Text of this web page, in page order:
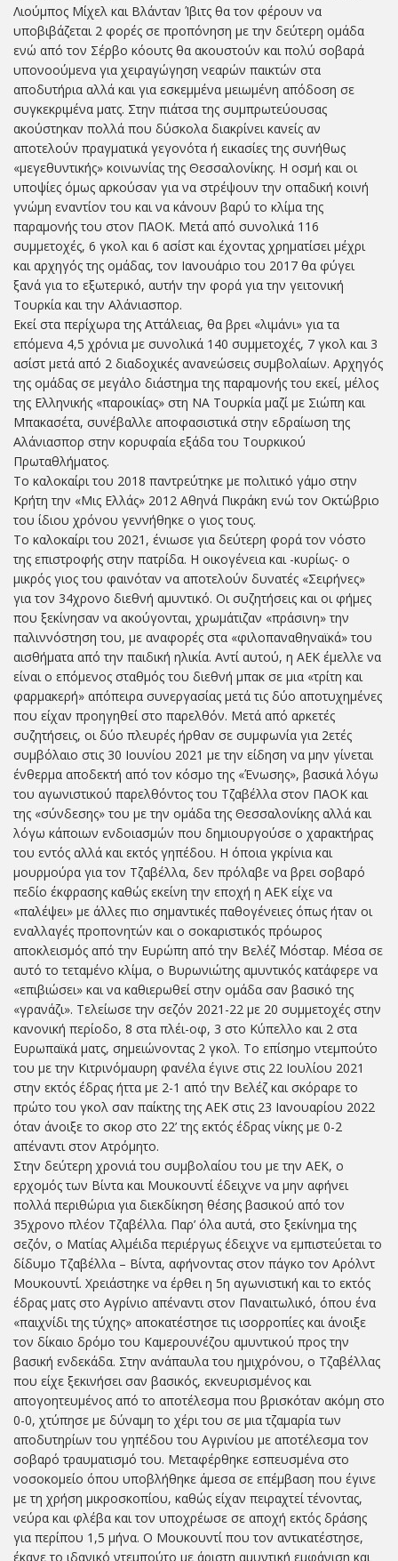
Λιούμπος Μίχελ και Βλάνταν Ίβιτς θα τον φέρουν να
υποβιβάζεται 2 φορές σε προπόνηση με την δεύτερη ομάδα
ενώ από τον Σέρβο κόουτς θα ακουστούν και πολύ σοβαρά
υπονοούμενα για χειραγώγηση νεαρών παικτών στα
αποδυτήρια αλλά και για εσκεμμένα μειωμένη απόδοση σε
συγκεκριμένα ματς. Στην πιάτσα της συμπρωτεύουσας
ακούστηκαν πολλά που δύσκολα διακρίνει κανείς αν
αποτελούν πραγματικά γεγονότα ή εικασίες της συνήθως
«μεγεθυντικής» κοινωνίας της Θεσσαλονίκης. Η οσμή και οι
υποψίες όμως αρκούσαν για να στρέψουν την οπαδική κοινή
γνώμη εναντίον του και να κάνουν βαρύ το κλίμα της
παραμονής του στον ΠΑΟΚ. Μετά από συνολικά 116
συμμετοχές, 6 γκολ και 6 ασίστ και έχοντας χρηματίσει μέχρι
και αρχηγός της ομάδας, τον Ιανουάριο του 2017 θα φύγει
ξανά για το εξωτερικό, αυτήν την φορά για την γειτονική
Τουρκία και την Αλάνιασπορ.
Εκεί στα περίχωρα της Αττάλειας, θα βρει «λιμάνι» για τα
επόμενα 4,5 χρόνια με συνολικά 140 συμμετοχές, 7 γκολ και 3
ασίστ μετά από 2 διαδοχικές ανανεώσεις συμβολαίων. Αρχηγός
της ομάδας σε μεγάλο διάστημα της παραμονής του εκεί, μέλος
της Ελληνικής «παροικίας» στη ΝΑ Τουρκία μαζί με Σιώπη και
Μπακασέτα, συνέβαλλε αποφασιστικά στην εδραίωση της
Αλάνιασπορ στην κορυφαία εξάδα του Τουρκικού
Πρωταθλήματος.
Το καλοκαίρι του 2018 παντρεύτηκε με πολιτικό γάμο στην
Κρήτη την «Μις Ελλάς» 2012 Αθηνά Πικράκη ενώ τον Οκτώβριο
του ίδιου χρόνου γεννήθηκε ο γιος τους.
Το καλοκαίρι του 2021, ένιωσε για δεύτερη φορά τον νόστο
της επιστροφής στην πατρίδα. Η οικογένεια και -κυρίως- ο
μικρός γιος του φαινόταν να αποτελούν δυνατές «Σειρήνες»
για τον 34χρονο διεθνή αμυντικό. Οι συζητήσεις και οι φήμες
που ξεκίνησαν να ακούγονται, χρωμάτιζαν «πράσινη» την
παλιννόστηση του, με αναφορές στα «φιλοπαναθηναϊκά» του
αισθήματα από την παιδική ηλικία. Αντί αυτού, η ΑΕΚ έμελλε να
είναι ο επόμενος σταθμός του διεθνή μπακ σε μια «τρίτη και
φαρμακερή» απόπειρα συνεργασίας μετά τις δύο αποτυχημένες
που είχαν προηγηθεί στο παρελθόν. Μετά από αρκετές
συζητήσεις, οι δύο πλευρές ήρθαν σε συμφωνία για 2ετές
συμβόλαιο στις 30 Ιουνίου 2021 με την είδηση να μην γίνεται
ένθερμα αποδεκτή από τον κόσμο της «Ένωσης», βασικά λόγω
του αγωνιστικού παρελθόντος του Τζαβέλλα στον ΠΑΟΚ και
της «σύνδεσης» του με την ομάδα της Θεσσαλονίκης αλλά και
λόγω κάποιων ενδοιασμών που δημιουργούσε ο χαρακτήρας
του εντός αλλά και εκτός γηπέδου. Η όποια γκρίνια και
μουρμούρα για τον Τζαβέλλα, δεν πρόλαβε να βρει σοβαρό
πεδίο έκφρασης καθώς εκείνη την εποχή η ΑΕΚ είχε να
«παλέψει» με άλλες πιο σημαντικές παθογένειες όπως ήταν οι
εναλλαγές προπονητών και ο σοκαριστικός πρόωρος
αποκλεισμός από την Ευρώπη από την Βελέζ Μόσταρ. Μέσα σε
αυτό το τεταμένο κλίμα, ο Βυρωνιώτης αμυντικός κατάφερε να
«επιβιώσει» και να καθιερωθεί στην ομάδα σαν βασικό της
«γρανάζι». Τελείωσε την σεζόν 2021-22 με 20 συμμετοχές στην
κανονική περίοδο, 8 στα πλέι-οφ, 3 στο Κύπελλο και 2 στα
Ευρωπαϊκά ματς, σημειώνοντας 2 γκολ. Το επίσημο ντεμπούτο
του με την Κιτρινόμαυρη φανέλα έγινε στις 22 Ιουλίου 2021
στην εκτός έδρας ήττα με 2-1 από την Βελέζ και σκόραρε το
πρώτο του γκολ σαν παίκτης της ΑΕΚ στις 23 Ιανουαρίου 2022
όταν άνοιξε το σκορ στο 22’ της εκτός έδρας νίκης με 0-2
απέναντι στον Ατρόμητο.
Στην δεύτερη χρονιά του συμβολαίου του με την ΑΕΚ, ο
ερχομός των Βίντα και Μουκουντί έδειχνε να μην αφήνει
πολλά περιθώρια για διεκδίκηση θέσης βασικού από τον
35χρονο πλέον Τζαβέλλα. Παρ’ όλα αυτά, στο ξεκίνημα της
σεζόν, ο Ματίας Αλμέιδα περιέργως έδειχνε να εμπιστεύεται το
δίδυμο Τζαβέλλα – Βίντα, αφήνοντας στον πάγκο τον Αρόλντ
Μουκουντί. Χρειάστηκε να έρθει η 5η αγωνιστική και το εκτός
έδρας ματς στο Αγρίνιο απέναντι στον Παναιτωλικό, όπου ένα
«παιχνίδι της τύχης» αποκατέστησε τις ισορροπίες και άνοιξε
τον δίκαιο δρόμο του Καμερουνέζου αμυντικού προς την
βασική ενδεκάδα. Στην ανάπαυλα του ημιχρόνου, ο Τζαβέλλας
που είχε ξεκινήσει σαν βασικός, εκνευρισμένος και
απογοητευμένος από το αποτέλεσμα που βρισκόταν ακόμη στο
0-0, χτύπησε με δύναμη το χέρι του σε μια τζαμαρία των
αποδυτηρίων του γηπέδου του Αγρινίου με αποτέλεσμα τον
σοβαρό τραυματισμό του. Μεταφέρθηκε εσπευσμένα στο
νοσοκομείο όπου υποβλήθηκε άμεσα σε επέμβαση που έγινε
με τη χρήση μικροσκοπίου, καθώς είχαν πειραχτεί τένοντας,
νεύρα και φλέβα και τον υποχρέωσε σε αποχή εκτός δράσης
για περίπου 1,5 μήνα. Ο Μουκουντί που τον αντικατέστησε,
έκανε το ιδανικό ντεμπούτο με άριστη αμυντική εμφάνιση και